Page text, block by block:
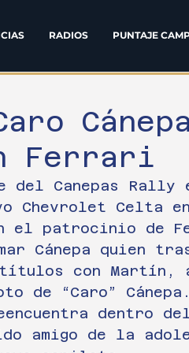
RADIOS PUNTAJE
Ferrari
Canepas Rally
Chevrolet Celta
el patrocinio de
Cánepa quien
con Martín,
de “Caro” Cánepa.
dentro
amigo de la